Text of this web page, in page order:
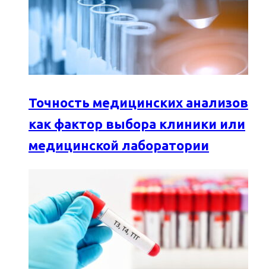
Точность медицинских анализов
как фактор выбора клиники или
медицинской лаборатории